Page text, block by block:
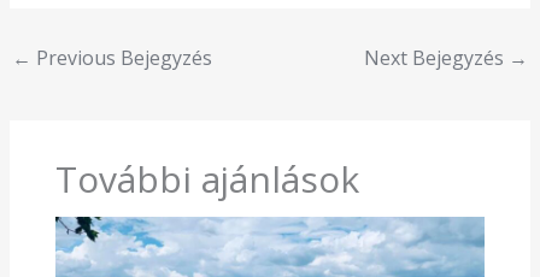
← Previous Bejegyzés Next Bejegyzés →
További ajánlások